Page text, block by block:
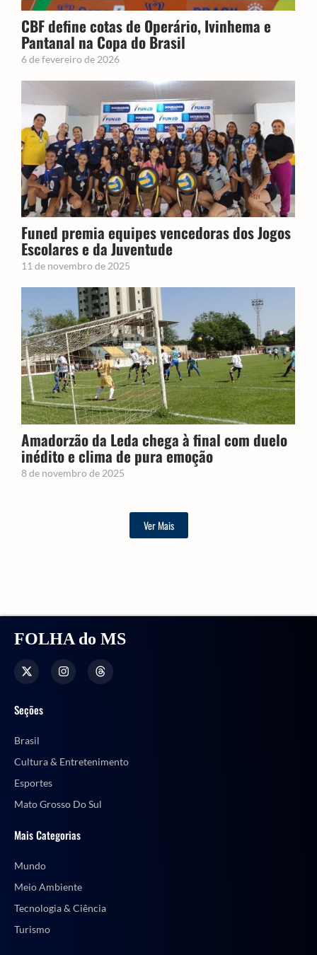
CBF define cotas de Operário, Ivinhema e
Pantanal na Copa do Brasil
6 de fevereiro de 2026
Funed premia equipes vencedoras dos Jogos
Escolares e da Juventude
11 de novembro de 2025
Amadorzão da Leda chega à final com duelo
inédito e clima de pura emoção
8 de novembro de 2025
Ver Mais
FOLHA do MS
Seções
Brasil
Cultura & Entretenimento
Esportes
Mato Grosso Do Sul
Mais Categorias
Mundo
Meio Ambiente
Tecnologia & Ciência
Turismo